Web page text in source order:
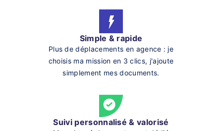
Simple & rapide
Plus de déplacements en agence : je
choisis ma mission en 3 clics, j'ajoute
simplement mes documents.
Suivi personnalisé & valorisé